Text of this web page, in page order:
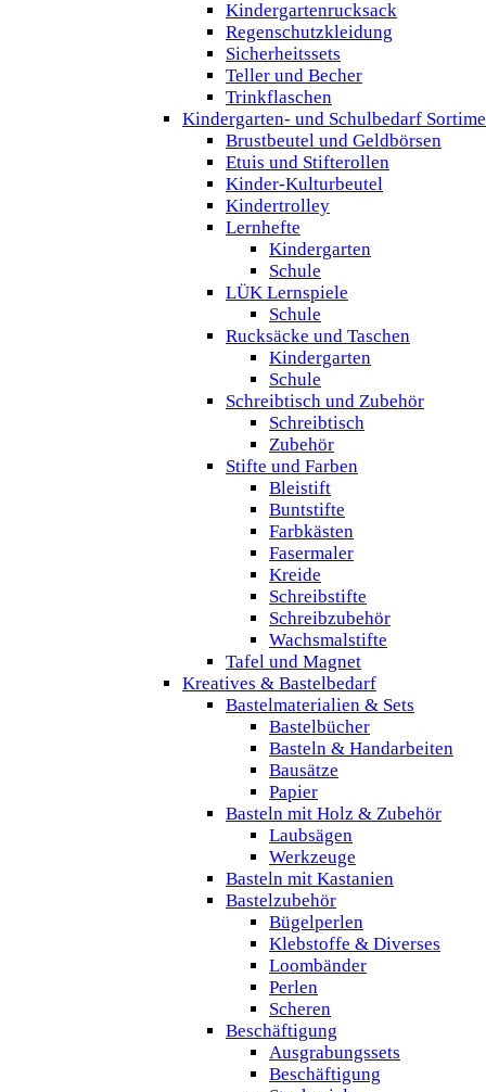
Kindergartenrucksack
Regenschutzkleidung
Sicherheitssets
Teller und Becher
Trinkflaschen
Kindergarten- und Schulbedarf
Brustbeutel und Geldbörsen
Etuis und Stifterollen
Kinder-Kulturbeutel
Kindertrolley
Lernhefte
Kindergarten
Schule
LÜK Lernspiele
Schule
Rucksäcke und Taschen
Kindergarten
Schule
Schreibtisch und Zubehör
Schreibtisch
Zubehör
Stifte und Farben
Bleistift
Buntstifte
Farbkästen
Fasermaler
Kreide
Schreibstifte
Schreibzubehör
Wachsmalstifte
Tafel und Magnet
Kreatives & Bastelbedarf
Bastelmaterialien & Sets
Bastelbücher
Basteln & Handarbeiten
Bausätze
Papier
Basteln mit Holz & Zubehör
Laubsägen
Werkzeuge
Basteln mit Kastanien
Bastelzubehör
Bügelperlen
Klebstoffe & Diverses
Loombänder
Perlen
Scheren
Beschäftigung
Ausgrabungssets
Beschäftigung